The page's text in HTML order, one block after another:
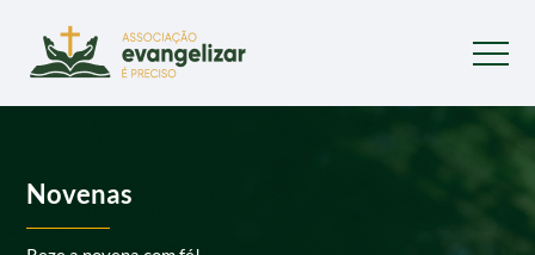
Novenas